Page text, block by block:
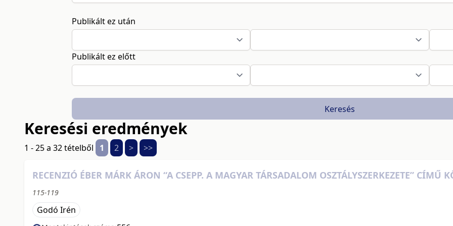
Publikált ez után
Publikált ez előtt
Keresés
Keresési eredmények
1 - 25 a 32 tételből 1 2 > >>
RECENZIÓ ÉBER MÁRK ÁRON “A CSEPP. A MAGYAR TÁRSADALOM OSZTÁLYSZERKEZETE” CÍMŰ
115-119
Godó Irén